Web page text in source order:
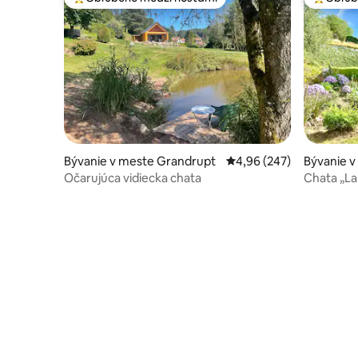
Najobľúbenejšie medzi hosťami
Bývanie v meste Grandrupt Priemerné
4,96 (247)
Očarujúca vidiecka chata
Bývanie
emer
Chata